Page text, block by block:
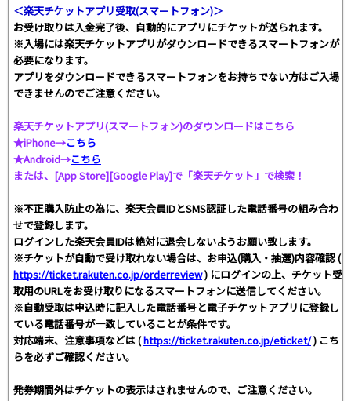
＜楽天チケットアプリ受取(スマートフォン)＞
お受け取りは入金完了後、自動的にアプリにチケットが送られます。
※入場には楽天チケットアプリがダウンロードできるスマートフォンが
必要になります。
アプリをダウンロードできるスマートフォンをお持ちでない方はご入場
できませんのでご注意ください。
楽天チケットアプリ(スマートフォン)のダウンロードはこちら
★iPhone→こちら
★Android→こちら
または、[App Store][Google Play]で「楽天チケット」で検索！
※不正購入防止の為に、楽天会員IDとSMS認証した電話番号の組み合わ
せで登録します。
ログインした楽天会員IDは絶対に退会しないようお願い致します。
※チケットが自動で受け取れない場合は、お申込(購入・抽選)内容確認 (
https://ticket.rakuten.co.jp/orderreview) にログインの上、チケット受
取用のURLをお受け取りになるスマートフォンに送信してください。
※自動受取は申込時に記入した電話番号と電子チケットアプリに登録し
ている電話番号が一致していることが条件です。
対応端末、注意事項などは (https://ticket.rakuten.co.jp/eticket/) こち
らを必ずご確認ください。
発券期間外はチケットの表示はされませんので、ご注意ください。